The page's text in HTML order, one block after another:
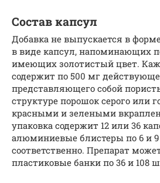
Состав капсул
Добавка не выпускается в
в виде капсул, напоминающих
имеющих золотистый цвет.
содержит по 500 мг
представляющего собой
структуре порошок серого или
красными и зелеными
упаковка содержит 12 или 36
алюминиевые блистеры по 6 и
соответственно. Препарат
пластиковые банки по 36 и 108